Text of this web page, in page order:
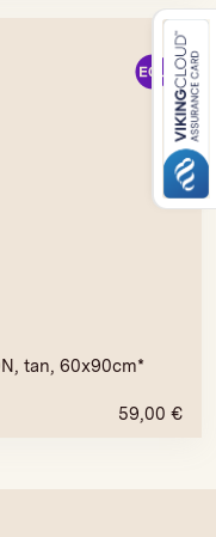
tan, 60x90cm*
59,00 €